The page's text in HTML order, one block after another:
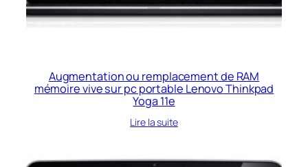
Augmentation ou remplacement de RAM
mémoire vive sur pc portable Lenovo Thinkpad
Yoga 11e
Lire la suite